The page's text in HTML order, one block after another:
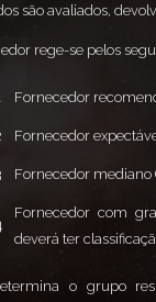
são avaliados,
rege-se pelos
Fornecedor
Fornecedor
Fornecedor mediano
Fornecedor com
deverá ter
o grupo